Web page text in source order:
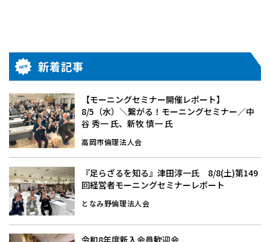
新着記事
【モーニングセミナー開催レポート】
8/5（水）＼繋がる！モーニングセミナー／中
谷 秀一 氏、新牧 慎一 氏
高岡市倫理法人会
『足らざるを知る』津田淳一氏 8/8(土)第149
回経営者モーニングセミナーレポート
となみ野倫理法人会